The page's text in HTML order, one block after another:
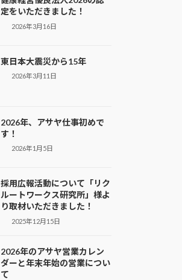
定をいただきました！
2026年3月16日
東日本大震災から15年
2026年3月11日
2026年、アサヤ仕事初めで
す！
2026年1月5日
採用広報活動について「リク
ルートワークス研究所」様よ
り取材いただきました！
2025年12月15日
2026年のアサヤ営業カレン
ダーと年末年始の営業につい
て